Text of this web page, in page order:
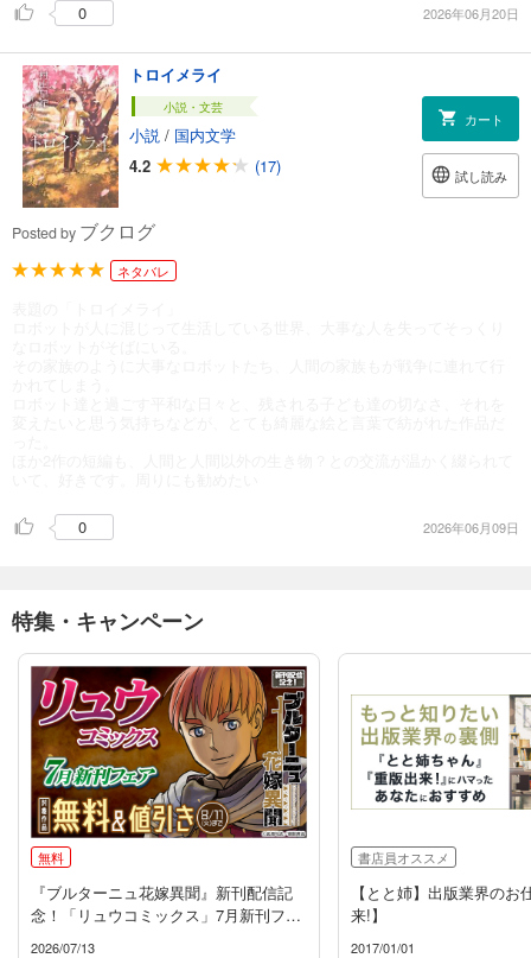
0 2026年06月20日
トロイメライ
小説・文芸
小説 / 国内文学
4.2
(17)
カート
試し読み
Posted by ブクログ
ネタバレ
0 2026年06月09日
特集・キャンペーン
無料
『ブルターニュ花嫁異聞』新刊配信記
念！「リュウコミックス」7月新刊フェ
2026/07/13
書店員オススメ
【とと姉】出版業界のお
来!】
2017/01/01